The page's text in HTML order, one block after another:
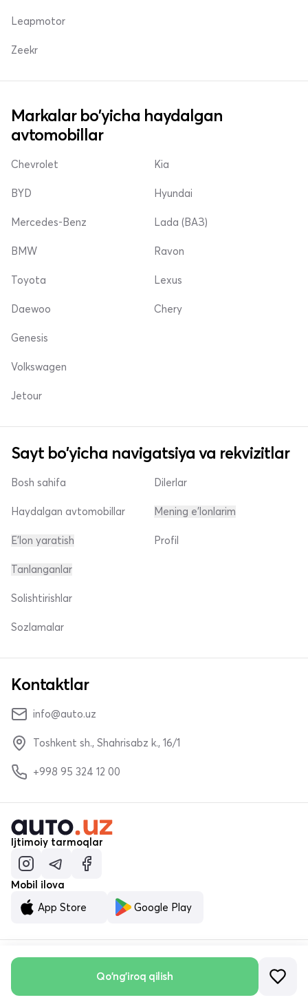
Qo'ng'iroq qilish
Leapmotor
Zeekr
Markalar bo'yicha haydalgan
avtomobillar
Chevrolet
BYD
Mercedes-Benz
Kia
Hyundai
Lada (ВАЗ)
BMW
Toyota
Daewoo
Ravon
Lexus
Chery
Genesis
Volkswagen
Jetour
Sayt bo'yicha navigatsiya va rekvizitlar
Bosh sahifa
Haydalgan avtomobillar
E'lon yaratish
Dilerlar
Mening e'lonlarim
Profil
Tanlanganlar
Solishtirishlar
Sozlamalar
Kontaktlar
info@auto.uz
Toshkent sh., Shahrisabz k., 16/1
+998 95 324 12 00
Ijtimoiy tarmoqlar
Mobil ilova
App Store
Google Play
© «MALUMOTNOMA» MChJ 2023–2026